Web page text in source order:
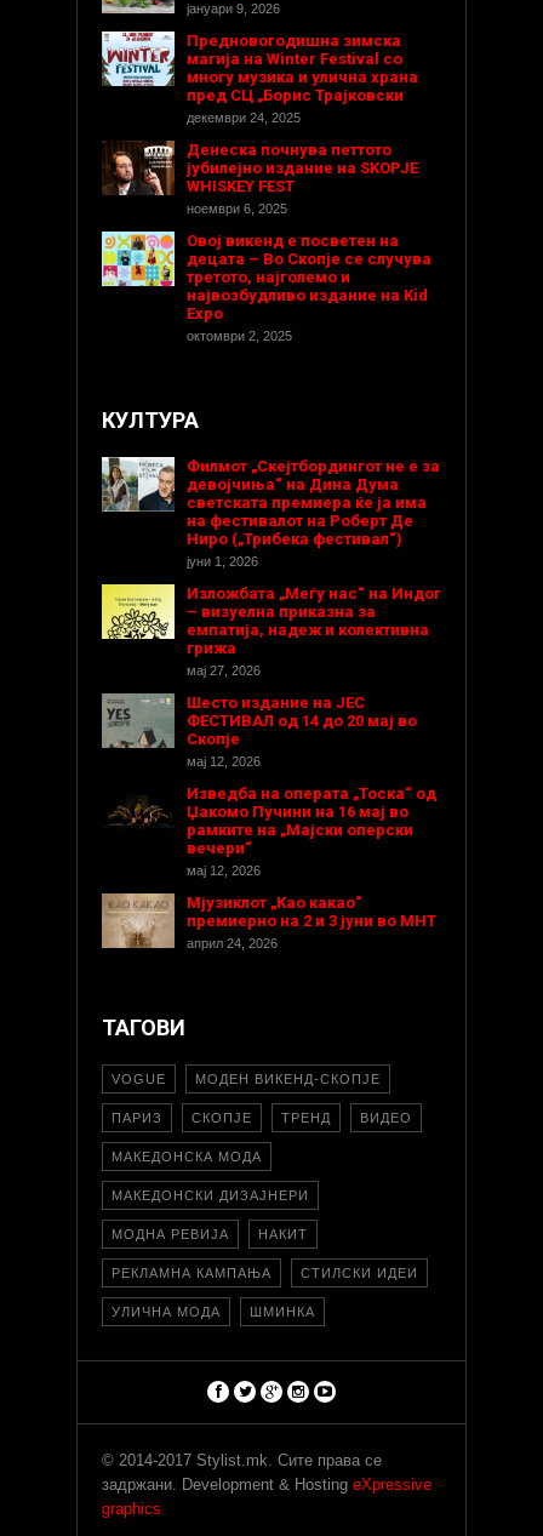
јануари 9, 2026
Предновогодишнa зимска
магија на Winter Festival со
многу музика и улична храна
пред СЦ „Борис Трајковски
декември 24, 2025
Денеска почнува петтото
јубилејно издание на SKOPJE
WHISKEY FEST
ноември 6, 2025
Овој викенд е посветен на
децата – Во Скопје се случува
третото, најголемо и
највозбудливо издание на Kid
Expo
октомври 2, 2025
КУЛТУРА
Филмот „Скејтбордингот не е за
девојчиња“ на Дина Дума
светската премиера ќе ја има
на фестивалот на Роберт Де
Ниро („Трибека фестивал“)
јуни 1, 2026
Изложбата „Меѓу нас“ на Индог
– визуелна приказна за
емпатија, надеж и колективна
грижа
мај 27, 2026
Шесто издание на ЈЕС
ФЕСТИВАЛ од 14 до 20 мај во
Скопје
мај 12, 2026
Изведба на операта „Тоска“ од
Џакомо Пучини на 16 мај во
рамките на „Мајски оперски
вечери“
мај 12, 2026
Мјузиклот „Као какао“
премиерно на 2 и 3 јуни во МНТ
април 24, 2026
ТАГОВИ
VOGUE МОДЕН ВИКЕНД-СКОПЈЕ
ПАРИЗ СКОПЈЕ ТРЕНД ВИДЕО
МАКЕДОНСКА МОДА
МАКЕДОНСКИ ДИЗАЈНЕРИ
МОДНА РЕВИЈА НАКИТ
РЕКЛАМНА КАМПАЊА СТИЛСКИ ИДЕИ
УЛИЧНА МОДА ШМИНКА
© 2014-2017 Stylist.mk. Сите права се
задржани. Development & Hosting eXpressive
graphics